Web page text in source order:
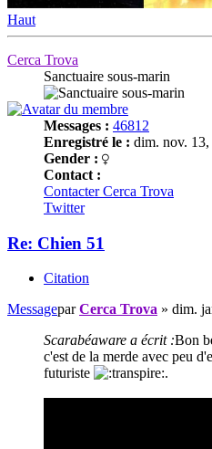
Haut
Cerca Trova
Sanctuaire sous-marin
Messages : 46812
Enregistré le : dim. nov.
Gender :
Contact :
Contacter Cerca Trova
Twitter
Re: Chien 51
Citation
MessageparCerca Trova » dim.
Scarabéaware a écrit :Bon
c'est de la merde avec peu
futuriste
.